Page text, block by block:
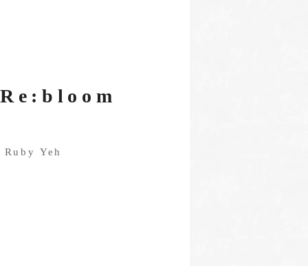
Un:learn Re:bloom
Ruby Yeh